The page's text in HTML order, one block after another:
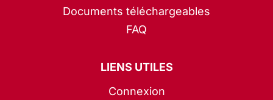
Documents téléchargeables
FAQ
LIENS UTILES
Connexion